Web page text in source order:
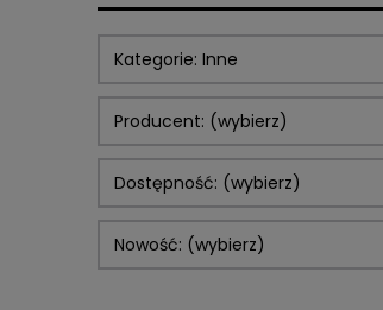
Kategorie: Inne
Producent: (wybierz)
Dostępność: (wybierz)
Nowość: (wybierz)